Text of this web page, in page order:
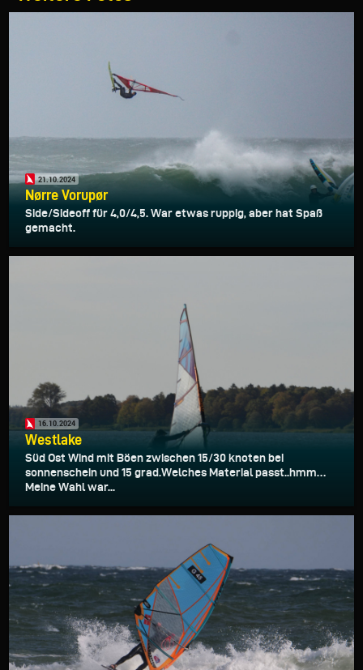
21.10.2024
Nørre Vorupør
Side/Sideoff für 4,0/4,5. War etwas ruppig, aber hat Spaß
gemacht.
16.10.2024
Westlake
Süd Ost Wind mit Böen zwischen 15/30 knoten bei
sonnenschein und 15 grad.Welches Material passt..hmm…
Meine Wahl war...